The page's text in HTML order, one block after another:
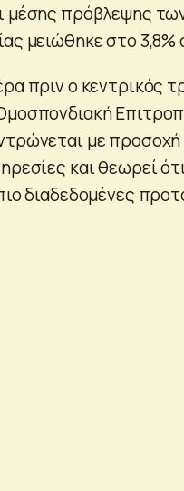
μέσης πρόβλεψης
μειώθηκε στο 3,8%
πριν ο κεντρικός
με
και θεωρεί
διαδεδομένες